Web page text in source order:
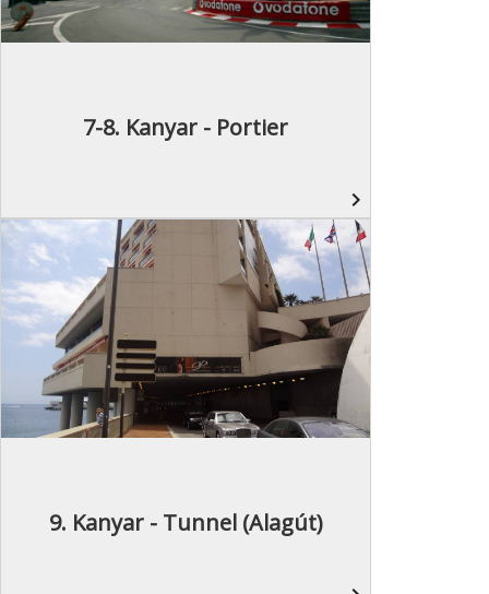
7-8. Kanyar - Portier
navigate_next
9. Kanyar - Tunnel (Alagút)